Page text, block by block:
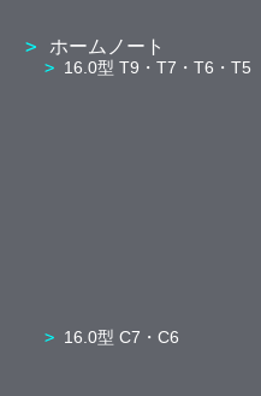
ホームノート
16.0型 T9・T7・T6・T5
16.0型 C7・C6